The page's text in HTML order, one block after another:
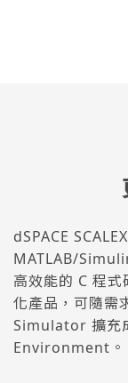
dSPACE
MATLAB/
高效能的 C 程
化產品，可隨需
Simulator 擴
Environment。